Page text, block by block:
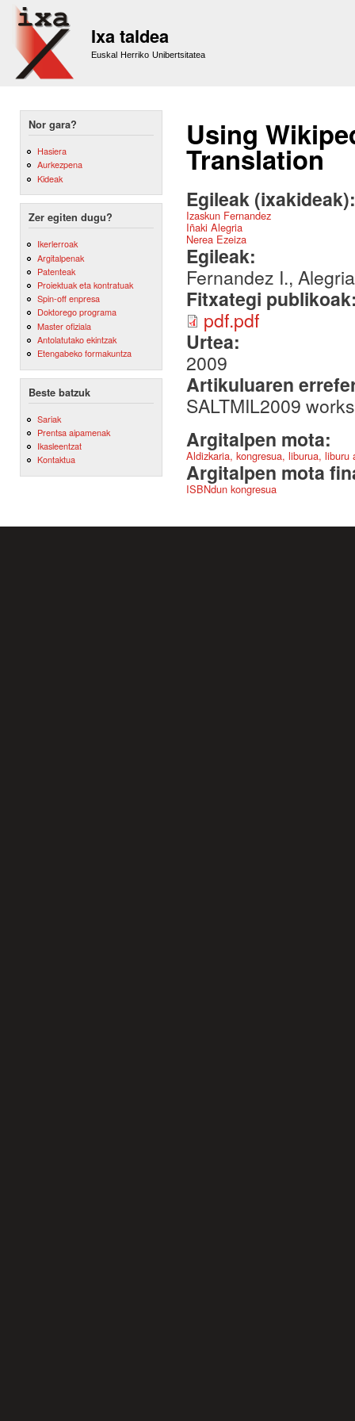
Ixa taldea
Euskal Herriko Unibertsitatea
Nor gara?
Hasiera
Aurkezpena
Kideak
Zer egiten dugu?
Ikerlerroak
Argitalpenak
Patenteak
Proiektuak eta kontratuak
Spin-off enpresa
Doktorego programa
Master ofiziala
Antolatutako ekintzak
Etengabeko formakuntza
Beste batzuk
Sariak
Prentsa aipamenak
Ikasleentzat
Kontaktua
Using
Translation
Egileak
Izaskun Fernandez
Iñaki Alegria
Nerea Ezeiza
Egileak:
Fernandez I.,
Fitxategi
pdf.pdf
Urtea:
2009
Artikuluaren
SALTMIL2009
Argitalpen mota:
Aldizkaria, kongresua, liburua,
Argitalpen mota
ISBNdun kongresua